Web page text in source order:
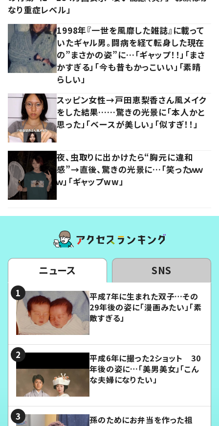
なり重症レベル」
1998年『一世を風靡した雑誌』に載って
いたギャル男。闘病を経て転身した現在
の”まさかの姿”に…「ギャップ！！」「まさ
かすぎる」「今も昔もかっこいい」「素晴
らしい」
スッピン女性→戸田恵梨香さん風メイク
をした結果……驚きの光景に「本人かと
思った」「ベースが美しい」「似すぎ！！」
夜、虫取りに出かけたら“胸元に違和
感”→直後、驚きの光景に…「笑ったｗｗ
ｗ」「ギャップww」
ニュース SNS
平成7年に生まれた双子…その
29年後の姿に「漫画みたい」「素
敵すぎる」
平成6年に撮った2ショット 30
年後の姿に…「美男美女」「こん
な夫婦になりたい」
孫のためにお弁当を作った祖